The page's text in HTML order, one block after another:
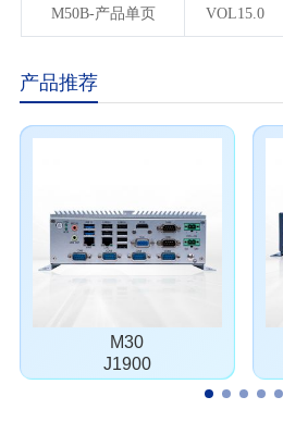
M50B-产品单页 VOL15.0
产品推荐
M30
J1900